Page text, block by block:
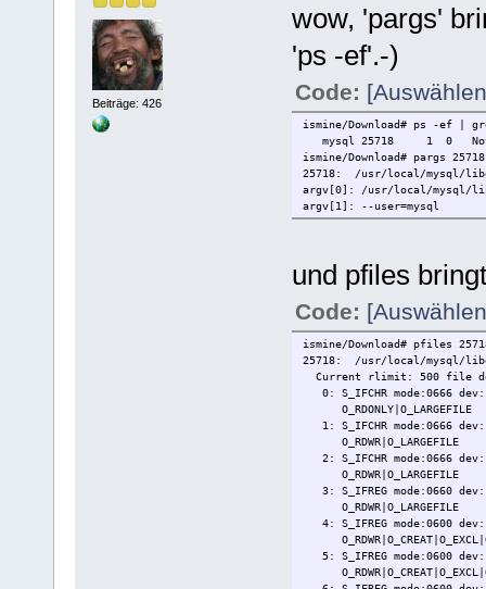
Beiträge: 426
wow, 'pargs'
'ps -ef'.-)
Code:
ismine/Download# ps -ef |
mysql 25718 1 0 Nov
ismine/Download# pargs 25718
25718: /usr/local/mysql/
argv[0]: /usr/local/mysql/
argv[1]: --user=mysql
und pfiles
Code:
ismine/Download# pfiles
25718: /usr/local/mysql/
Current rlimit: 500 file
0: S_IFCHR mode:0666
O_RDONLY|O_LARGEFILE
1: S_IFCHR mode:0666
O_RDWR|O_LARGEFILE
2: S_IFCHR mode:0666
O_RDWR|O_LARGEFILE
3: S_IFREG mode:0660
O_RDWR|O_LARGEFILE
4: S_IFREG mode:0600
5: S_IFREG mode:0600